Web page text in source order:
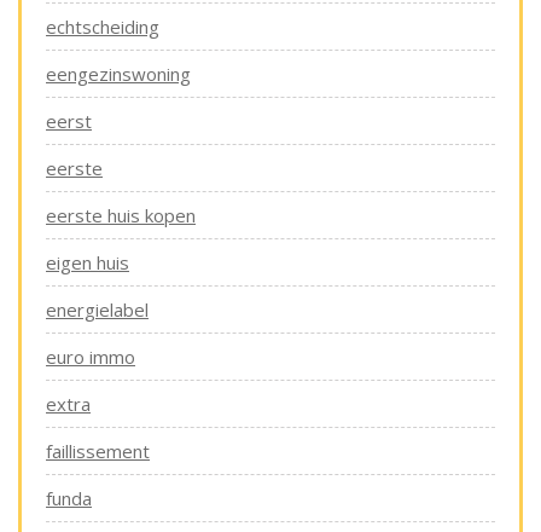
echtscheiding
eengezinswoning
eerst
eerste
eerste huis kopen
eigen huis
energielabel
euro immo
extra
faillissement
funda